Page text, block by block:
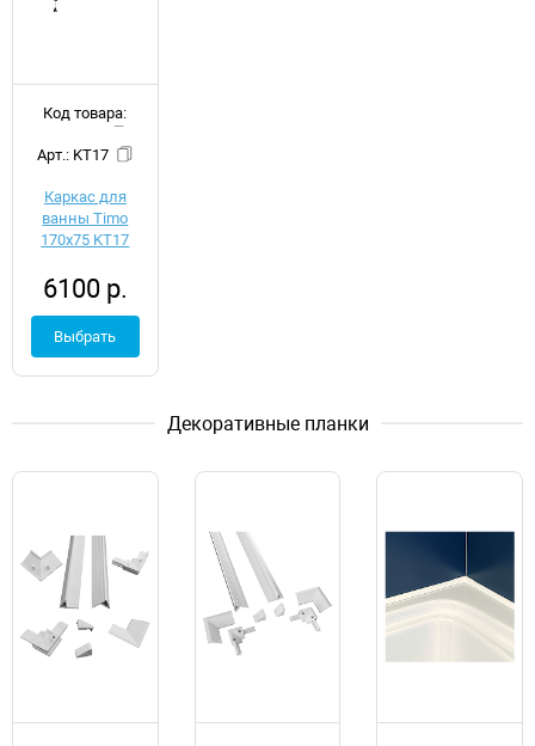
Код товара:
Арт.: KT17
Каркас для
ванны Timo
170x75 KT17
6100 р.
Выбрать
Декоративные планки